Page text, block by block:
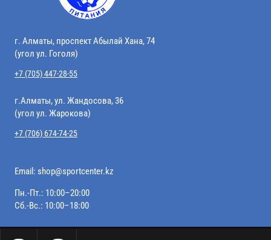
г. Алматы, проспект Абылай Хана, 74
(угол ул. Гоголя)
+7 (705) 447-28-55
г.Алматы, ул. Жандосова, 36
(угол ул. Жарокова)
+7 (706) 674-74-25
Email: shop@sportcenter.kz
Пн.-Пт.: 10:00–20:00
Сб.-Вс.: 10:00–18:00